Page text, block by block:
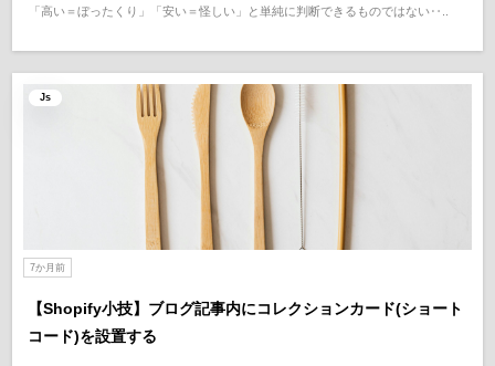
「高い＝ぼったくり」「安い＝怪しい」と単純に判断できるものではない‥..
Js
7か月前
【Shopify小技】ブログ記事内にコレクションカード(ショート
コード)を設置する